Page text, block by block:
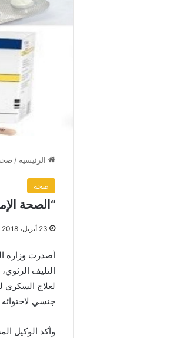
الرئيسية /
صحة
“الصحة الإماراتية” تصدر 3
23 أبريل، 2018
التليف
لعلاج السكري
جنسي
وأكد الوكيل